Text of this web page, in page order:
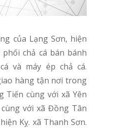
chả cá bán bánh
và máy ép chả cá.
hàng tận nơi trong
Tiến cùng với xã Yên
với xã Đồng Tân
Kỵ. xã Thanh Sơn.